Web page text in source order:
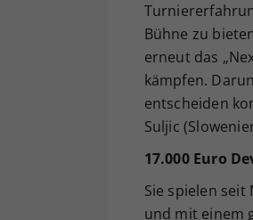
Bühne zu
erneut das
kämpfen.
entscheiden
Suljic
17.000 Euro
Sie spielen
und mit einem